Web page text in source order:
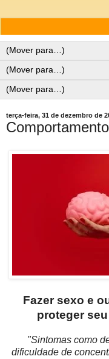
terça-feira, 31 de dezembro de
Fazer sexo e
proteger
"Sintomas como
dificuldade de